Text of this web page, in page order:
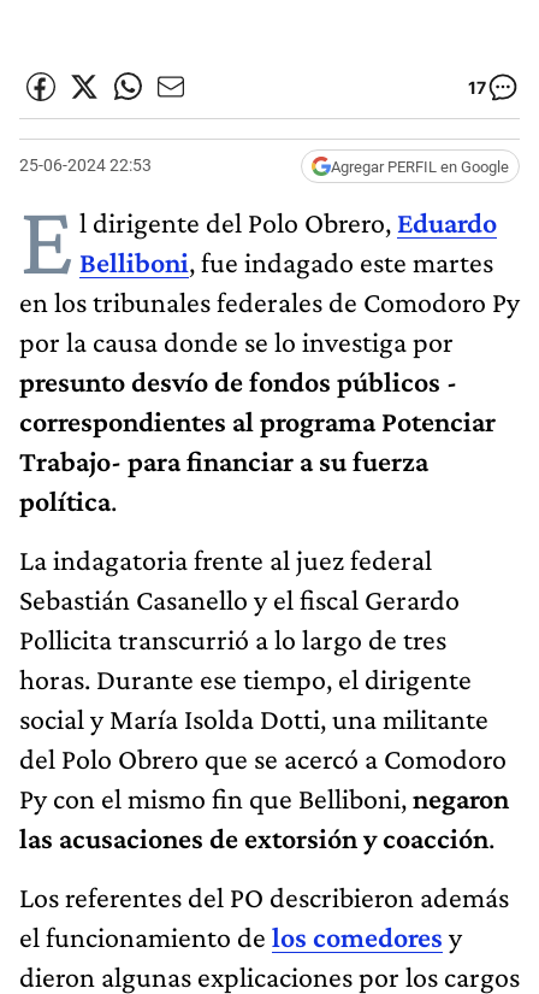
17
25-06-2024 22:53 Agregar PERFIL en Google
E l dirigente del Polo Obrero, Eduardo
Belliboni, fue indagado este martes
en los tribunales federales de Comodoro Py
por la causa donde se lo investiga por
presunto desvío de fondos públicos -
correspondientes al programa Potenciar
Trabajo- para financiar a su fuerza
política.
La indagatoria frente al juez federal
Sebastián Casanello y el fiscal Gerardo
Pollicita transcurrió a lo largo de tres
horas. Durante ese tiempo, el dirigente
social y María Isolda Dotti, una militante
del Polo Obrero que se acercó a Comodoro
Py con el mismo fin que Belliboni,negaron
las acusaciones de extorsión y coacción.
Los referentes del PO describieron además
el funcionamiento de los comedores y
dieron algunas explicaciones por los cargos